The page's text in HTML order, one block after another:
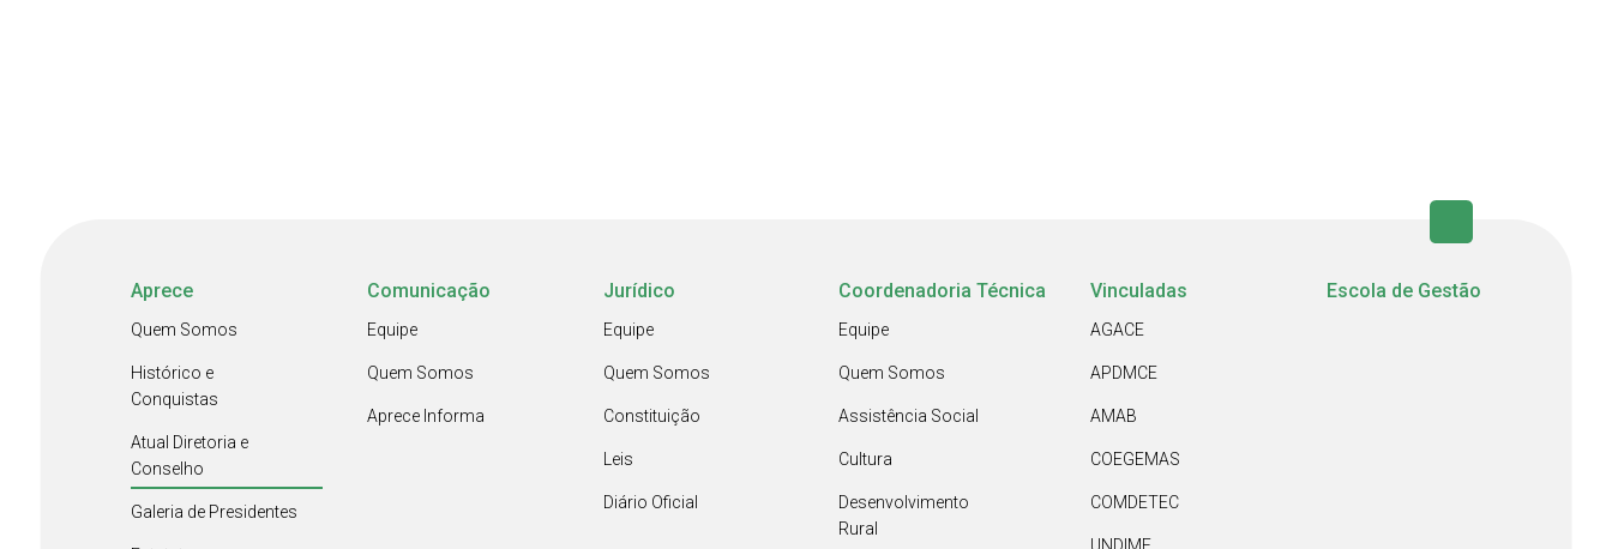
Aprece
Quem Somos
Histórico e
Conquistas
Atual Diretoria e
Conselho
Galeria de Presidentes
Comunicação
Equipe
Quem Somos
Aprece Informa
Jurídico
Equipe
Quem Somos
Constituição
Leis
Diário Oficial
Coordenadoria Técnica
Equipe
Quem Somos
Assistência Social
Cultura
Desenvolvimento
Rural
Vinculadas
AGACE
APDMCE
AMAB
COEGEMAS
COMDETEC
Escola de Gestão